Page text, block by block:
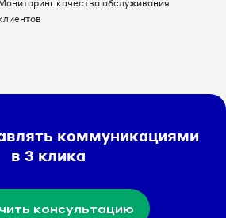
качества обслуживания
коммуникациями
в 3 клика
консультацию